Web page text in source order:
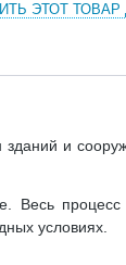
ЭТОТ
зданий и
Весь
условиях.